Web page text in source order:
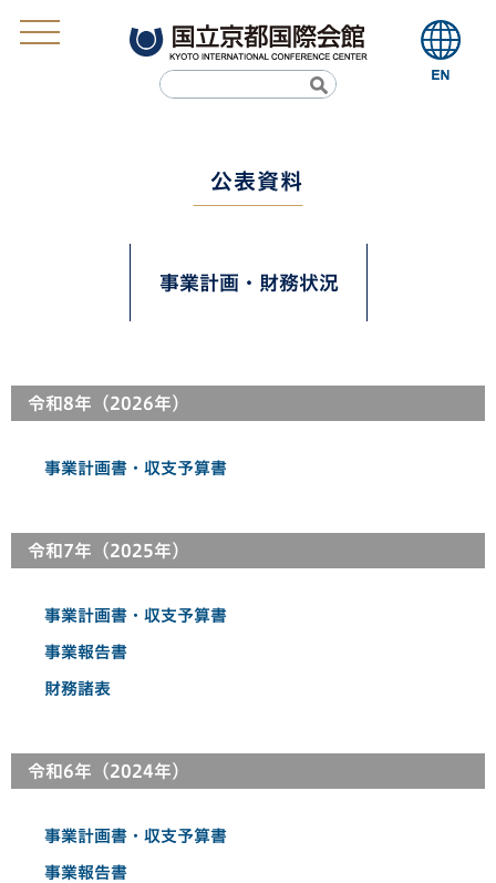
公表資料
事業計画・財務状況
令和8年（2026年）
事業計画書・収支予算書
令和7年（2025年）
事業計画書・収支予算書
事業報告書
財務諸表
令和6年（2024年）
事業計画書・収支予算書
事業報告書